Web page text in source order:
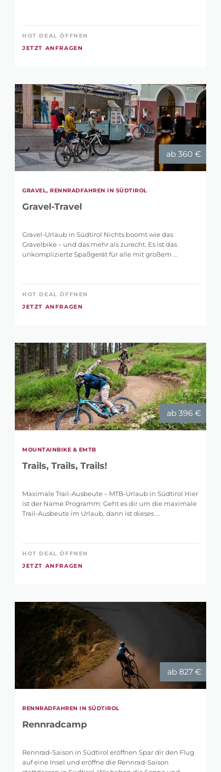
HOT DEAL ÖFFNEN
JETZT ANFRAGEN
ab 360 €
GRAVEL, RENNRADFAHREN IN SÜDTIROL
Gravel-Travel
Gravel-Urlaub in Südtirol Nichts boomt wie das
Gravelbike – und das mehr als zurecht. Es ist das
unkomplizierte Spaßgerät für alle mit großem ...
HOT DEAL ÖFFNEN
JETZT ANFRAGEN
ab 396 €
MOUNTAINBIKE & EMTB
Trails, Trails, Trails!
Maximale Trail-Ausbeute – MTB-Urlaub in Südtirol Hier
ist der Name Programm: Geht es dir um die maximale
Trail-Ausbeute im Urlaub, dann ist dieses ...
HOT DEAL ÖFFNEN
JETZT ANFRAGEN
ab 827 €
RENNRADFAHREN IN SÜDTIROL
Rennradcamp
Rennrad-Saison in Südtirol eröffnen Spar dir den Flug
auf eine Insel und eröffne die Rennrad-Saison